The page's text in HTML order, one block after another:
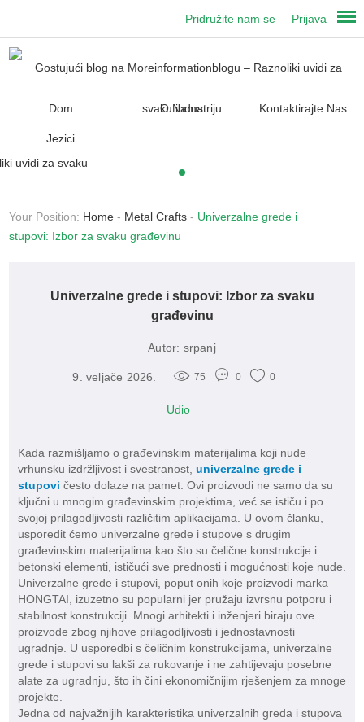
Prijava
Pridružite nam se
Dom O Nama Kontaktirajte Nas
Jezici
Your Position: Home - Metal Crafts - Univerzalne grede i
stupovi: Izbor za svaku građevinu
Univerzalne grede i stupovi: Izbor za svaku
građevinu
Autor: srpanj
9. veljače 2026. 75 0 0
Udio
Kada razmišljamo o građevinskim materijalima koji nude
vrhunsku izdržljivost i svestranost, univerzalne grede i
stupovi često dolaze na pamet. Ovi proizvodi ne samo da su
ključni u mnogim građevinskim projektima, već se ističu i po
svojoj prilagodljivosti različitim aplikacijama. U ovom članku,
usporedit ćemo univerzalne grede i stupove s drugim
građevinskim materijalima kao što su čelične konstrukcije i
betonski elementi, ističući sve prednosti i mogućnosti koje nude.
Univerzalne grede i stupovi, poput onih koje proizvodi marka
HONGTAI, izuzetno su popularni jer pružaju izvrsnu potporu i
stabilnost konstrukciji. Mnogi arhitekti i inženjeri biraju ove
proizvode zbog njihove prilagodljivosti i jednostavnosti
ugradnje. U usporedbi s čeličnim konstrukcijama, univerzalne
grede i stupovi su lakši za rukovanje i ne zahtijevaju posebne
alate za ugradnju, što ih čini ekonomičnijim rješenjem za mnoge
projekte.
Jedna od najvažnijih karakteristika univerzalnih greda i stupova